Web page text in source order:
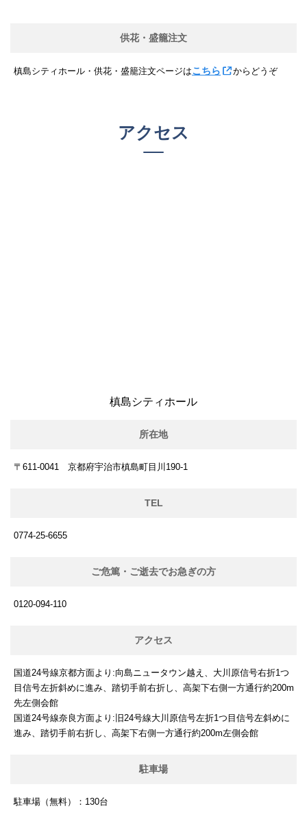
供花・盛籠注文
槙島シティホール・供花・盛籠注文ページはこちら からどうぞ
アクセス
槙島シティホール
所在地
〒611-0041 京都府宇治市槙島町目川190-1
TEL
0774-25-6655
ご危篤・ご逝去でお急ぎの方
0120-094-110
アクセス
国道24号線京都方面より:向島ニュータウン越え、大川原信号右折1つ
目信号左折斜めに進み、踏切手前右折し、高架下右側一方通行約200m
先左側会館
国道24号線奈良方面より:旧24号線大川原信号左折1つ目信号左斜めに
進み、踏切手前右折し、高架下右側一方通行約200m左側会館
駐車場
駐車場（無料）：130台